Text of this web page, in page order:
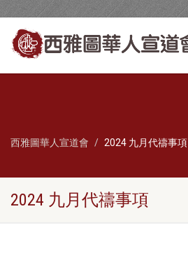
西雅圖華人宣道會 2024 九月代禱事項
2024 九月代禱事項